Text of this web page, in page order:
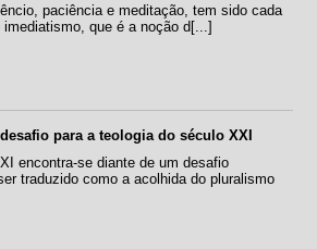
paciência e meditação, tem sido cada
que é a noção d[...]
para a teologia do século XXI
encontra-se diante de um desafio
traduzido como a acolhida do pluralismo